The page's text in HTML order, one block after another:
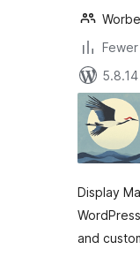
5.8.14
Display
and